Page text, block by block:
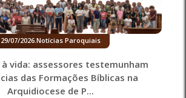
29/07/2026.Notícias Paroquiais
à vida: assessores testemunham
das Formações Bíblicas na
Arquidiocese de P...